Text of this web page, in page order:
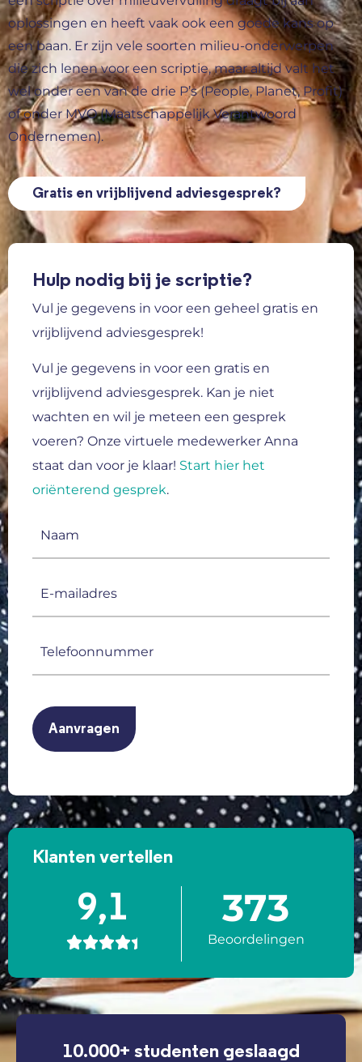
oplossingen en heeft vaak ook een goede kans op
een baan. Er zijn vele soorten milieu-onderwerpen
die zich lenen voor een scriptie, maar altijd valt het
wel onder een van de drie P’s (People, Planet, Profit)
of onder MVO (Maatschappelijk Verantwoord
Ondernemen).
Gratis en vrijblijvend adviesgesprek?
Hulp nodig bij je scriptie?
Vul je gegevens in voor een geheel gratis en
vrijblijvend adviesgesprek!
Vul je gegevens in voor een gratis en
vrijblijvend adviesgesprek. Kan je niet
wachten en wil je meteen een gesprek
voeren? Onze virtuele medewerker Anna
staat dan voor je klaar! Start hier het
oriënterend gesprek.
Klanten vertellen
9,1

373
Beoordelingen
10.000+ studenten geslaagd